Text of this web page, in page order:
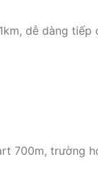
dễ dàng tiếp
700m, trường